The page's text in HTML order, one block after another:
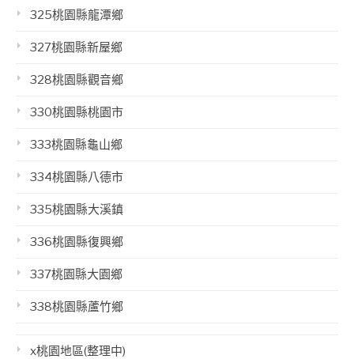
325桃園縣龍潭鄉
327桃園縣新屋鄉
328桃園縣觀音鄉
330桃園縣桃園市
333桃園縣龜山鄉
334桃園縣八德市
335桃園縣大溪鎮
336桃園縣復興鄉
337桃園縣大園鄉
338桃園縣蘆竹鄉
x桃園地區(整理中)